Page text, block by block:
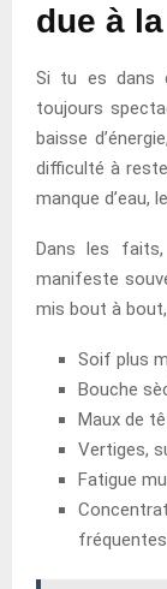
due à
Si tu es dans
toujours
baisse
difficulté à
manque d’eau,
Dans les
manifeste
mis bout à
Soif plus
Bouche
Maux de
Vertiges,
Fatigue
fréquentes.